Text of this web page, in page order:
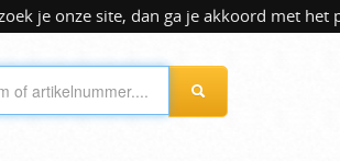
je onze site, dan ga je akkoord met het